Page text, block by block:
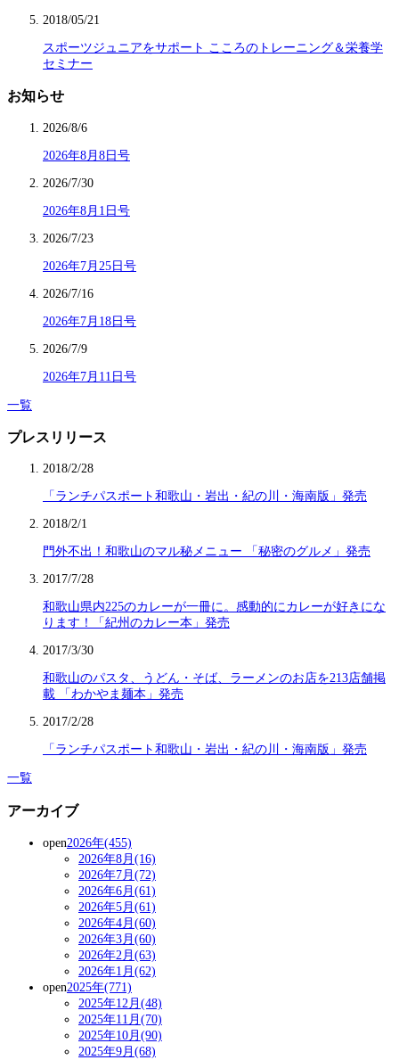
2018/05/21
スポーツジュニアをサポート こころのトレーニング＆栄養学
セミナー
お知らせ
2026/8/6
2026年8月8日号
2026/7/30
2026年8月1日号
2026/7/23
2026年7月25日号
2026/7/16
2026年7月18日号
2026/7/9
2026年7月11日号
一覧
プレスリリース
2018/2/28
「ランチパスポート和歌山・岩出・紀の川・海南版」発売
2018/2/1
門外不出！和歌山のマル秘メニュー 「秘密のグルメ」発売
2017/7/28
和歌山県内225のカレーが一冊に。感動的にカレーが好きにな
ります！「紀州のカレー本」発売
2017/3/30
和歌山のパスタ、うどん・そば、ラーメンのお店を213店舗掲
載 「わかやま麺本」発売
2017/2/28
「ランチパスポート和歌山・岩出・紀の川・海南版」発売
一覧
アーカイブ
open2026年(455)
2026年8月(16)
2026年7月(72)
2026年6月(61)
2026年5月(61)
2026年4月(60)
2026年3月(60)
2026年2月(63)
2026年1月(62)
open2025年(771)
2025年12月(48)
2025年11月(70)
2025年10月(90)
2025年9月(68)